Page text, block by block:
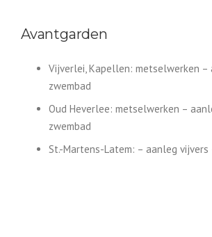
Avantgarden
Vijverlei, Kapellen: metselwerken –
zwembad
Oud Heverlee: metselwerken –
zwembad
St.-Martens-Latem: – aanleg vijvers